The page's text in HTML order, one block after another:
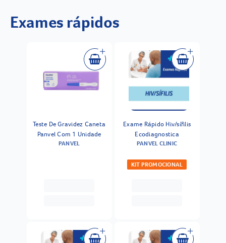
exames rápidos
Teste De Gravidez Caneta
Panvel Com 1 Unidade
PANVEL
Exame Rápido Hiv/sífilis
Ecodiagnostica
PANVEL CLINIC
KIT PROMOCIONAL